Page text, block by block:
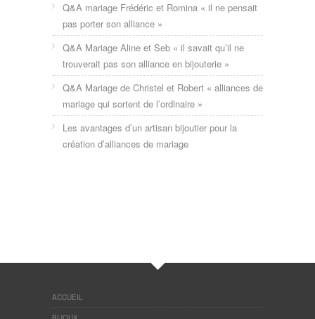
Q&A mariage Frédéric et Romina « il ne pensait
pas porter son alliance »
Q&A Mariage Aline et Seb « il savait qu’il ne
trouverait pas son alliance en bijouterie »
Q&A Mariage de Christel et Robert « alliances de
mariage qui sortent de l’ordinaire »
Les avantages d’un artisan bijoutier pour la
création d’alliances de mariage
ACCUEIL